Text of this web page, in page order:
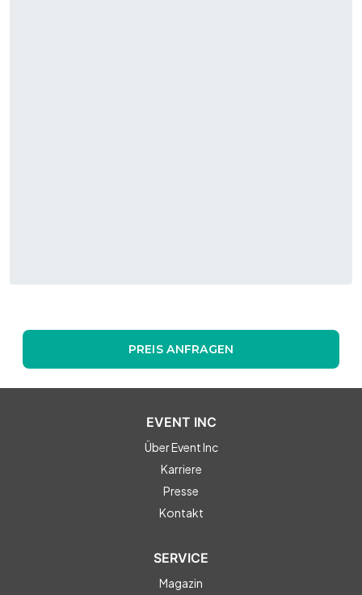
PREIS ANFRAGEN
EVENT INC
Über Event Inc
Karriere
Presse
Kontakt
SERVICE
Magazin